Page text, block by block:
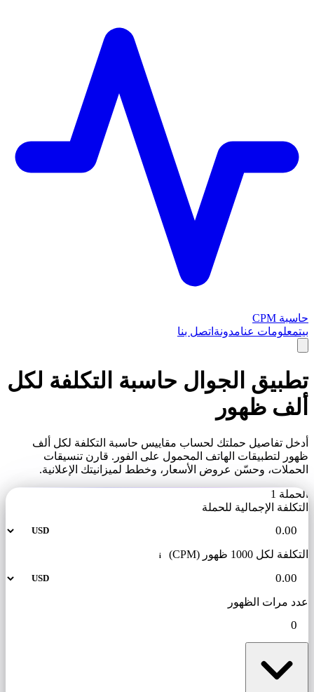
حاسبة CPM
بيتمعلومات عنامدونة اتصل بنا
تطبيق الجوال حاسبة التكلفة لكل
ألف ظهور
أدخل تفاصيل حملتك لحساب مقاييس حاسبة التكلفة لكل ألف
ظهور لتطبيقات الهاتف المحمول على الفور. قارن تنسيقات
الحملات، وحسّن عروض الأسعار، وخطط لميزانيتك الإعلانية.
الحملة 1
التكلفة الإجمالية للحملة
التكلفة لكل 1000 ظهور (CPM) i
عدد مرات الظهور